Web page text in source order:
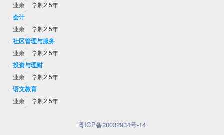
业余 | 学制2.5年
· 会计
业余 | 学制2.5年
· 社区管理与服务
业余 | 学制2.5年
· 投资与理财
业余 | 学制2.5年
· 语文教育
业余 | 学制2.5年
粤ICP备20032934号-14